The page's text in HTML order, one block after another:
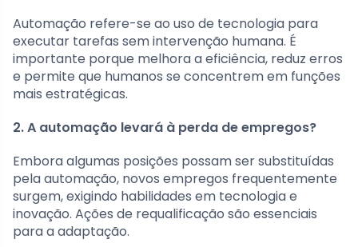
Automação refere-se ao uso de tecnologia para
executar tarefas sem intervenção humana. É
importante porque melhora a eficiência, reduz erros
e permite que humanos se concentrem em funções
mais estratégicas.
2. A automação levará à perda de empregos?
Embora algumas posições possam ser substituídas
pela automação, novos empregos frequentemente
surgem, exigindo habilidades em tecnologia e
inovação. Ações de requalificação são essenciais
para a adaptação.